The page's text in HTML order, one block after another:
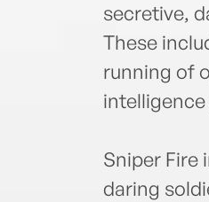
secretive,
These
running of
Sniper Fire
daring